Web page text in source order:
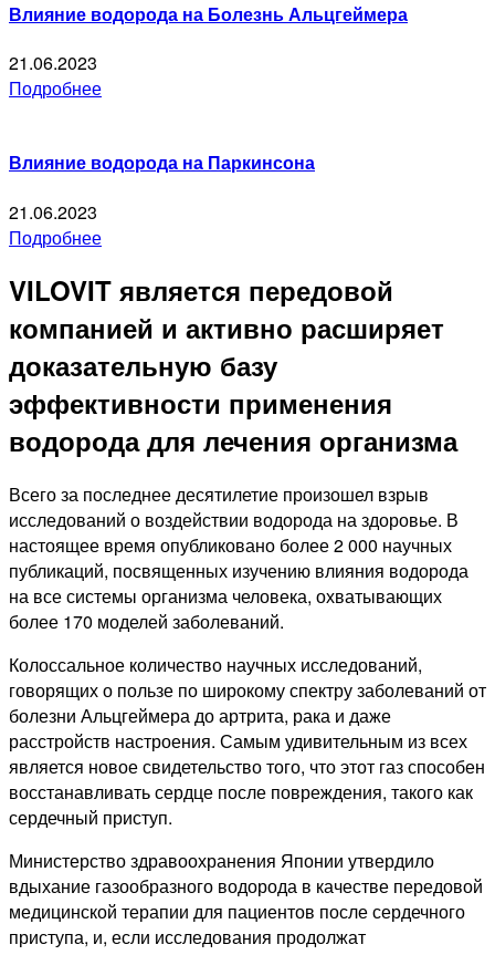
Влияние водорода на Болезнь Альцгеймера
21.06.2023
Подробнее
Влияние водорода на Паркинсона
21.06.2023
Подробнее
VILOVIT является передовой
компанией и активно расширяет
доказательную базу
эффективности применения
водорода для лечения организма
Всего за последнее десятилетие произошел взрыв
исследований о воздействии водорода на здоровье. В
настоящее время опубликовано более 2 000 научных
публикаций, посвященных изучению влияния водорода
на все системы организма человека, охватывающих
более 170 моделей заболеваний.
Колоссальное количество научных исследований,
говорящих о пользе по широкому спектру заболеваний от
болезни Альцгеймера до артрита, рака и даже
расстройств настроения. Самым удивительным из всех
является новое свидетельство того, что этот газ способен
восстанавливать сердце после повреждения, такого как
сердечный приступ.
Министерство здравоохранения Японии утвердило
вдыхание газообразного водорода в качестве передовой
медицинской терапии для пациентов после сердечного
приступа, и, если исследования продолжат